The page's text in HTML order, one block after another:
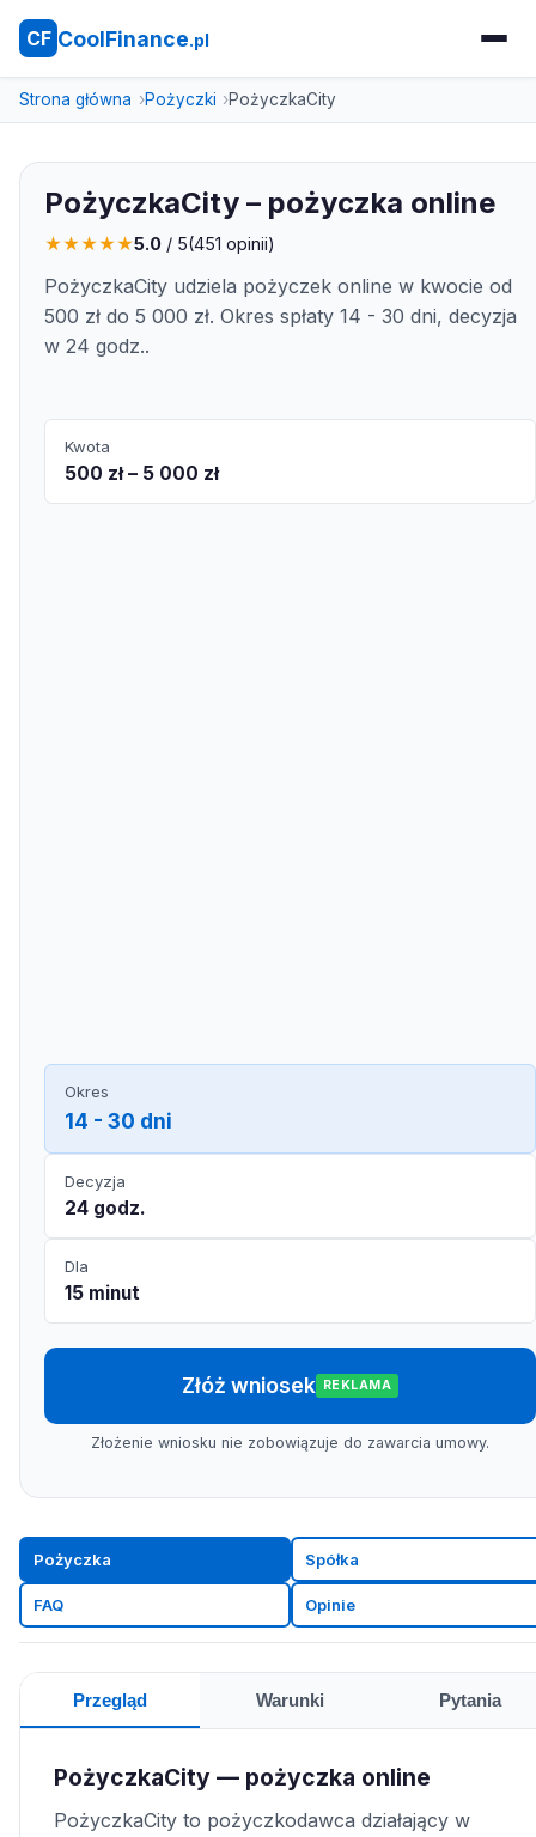
CF CoolFinance.pl
Strona główna Pożyczki PożyczkaCity
PożyczkaCity – pożyczka online
★★★★★5.0 / 5(451 opinii)
PożyczkaCity udziela pożyczek online w kwocie od
500 zł do 5 000 zł. Okres spłaty 14 - 30 dni, decyzja
w 24 godz..
Kwota
500 zł – 5 000 zł
Okres
14 - 30 dni
Decyzja
24 godz.
Dla
15 minut
Złóż wniosek REKLAMA
Złożenie wniosku nie zobowiązuje do zawarcia umowy.
Pożyczka Spółka
FAQ Opinie
Przegląd Warunki Pytania
PożyczkaCity — pożyczka online
PożyczkaCity to pożyczkodawca działający w